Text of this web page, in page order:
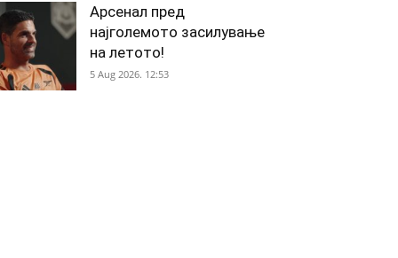
Арсенал пред
најголемото засилување
на летото!
5 Aug 2026. 12:53